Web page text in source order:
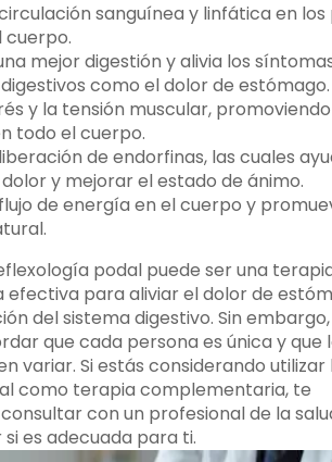
sanguínea y linfática en los
cuerpo.
mejor digestión y alivia los
como el dolor de estómago.
y la tensión muscular,
todo el cuerpo.
de endorfinas, las cuales
y mejorar el estado de ánimo.
de energía en el cuerpo y
podal puede ser una
para aliviar el dolor de
del sistema digestivo. Sin
que cada persona es única y que
variar. Si estás considerando utilizar
como terapia complementaria, te
con un profesional de la
es adecuada para ti.